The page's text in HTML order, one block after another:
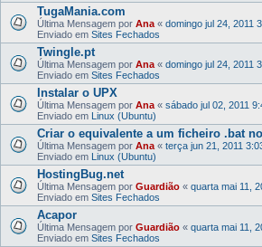
TugaMania.com
Última Mensagem por Ana « domingo jul 24, 2011
Enviado em Sites Fechados
Twingle.pt
Última Mensagem por Ana « domingo jul 24, 2011
Enviado em Sites Fechados
Instalar o UPX
Última Mensagem por Ana « sábado jul 02, 2011
Enviado em Linux (Ubuntu)
Criar o equivalente a um ficheiro .bat
Última Mensagem por Ana « terça jun 21, 2011
Enviado em Linux (Ubuntu)
HostingBug.net
Última Mensagem por Guardião « quarta mai 11,
Enviado em Sites Fechados
Acapor
Última Mensagem por Guardião « quarta mai 11,
Enviado em Sites Fechados